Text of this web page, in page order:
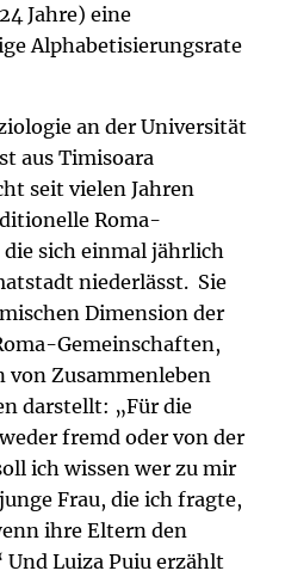
Jahre) eine
Alphabetisierungsrate
an der Universität
aus Timisoara
seit vielen Jahren
Roma-
sich einmal jährlich
niederlässt. Sie
Dimension der
Gemeinschaften,
von Zusammenleben
darstellt: „Für die
fremd oder von der
ich wissen wer zu mir
Frau, die ich fragte,
ihre Eltern den
Und Luiza Puiu erzählt